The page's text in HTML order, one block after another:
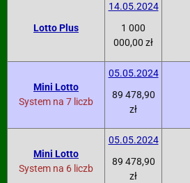
Lotto Plus
14.05.2024
1 000
000,00 zł
Mini Lotto
System na 7 liczb
05.05.2024
89 478,90
zł
Mini Lotto
System na 6 liczb
05.05.2024
89 478,90
zł